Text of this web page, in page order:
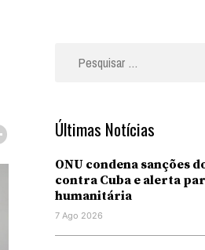
Últimas Notícias
ONU condena sanções
contra Cuba e alerta
humanitária
7 Ago 2026